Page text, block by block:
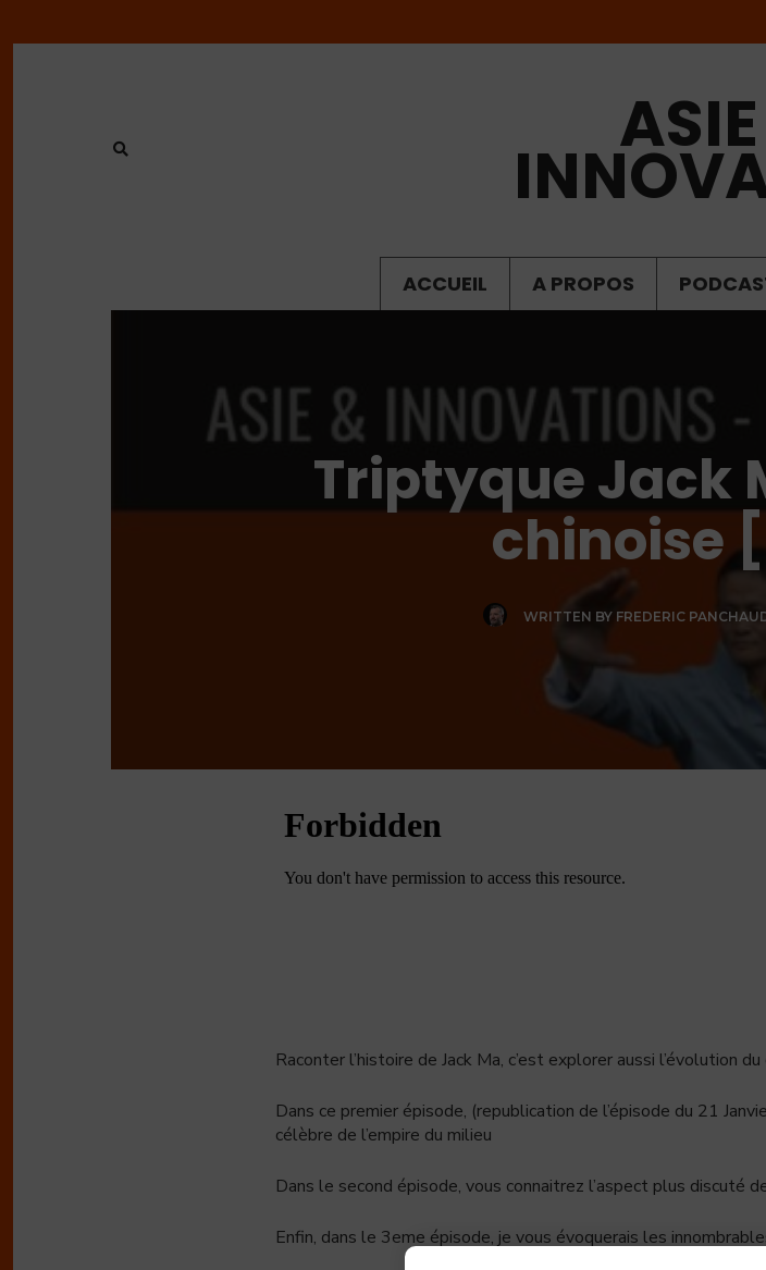
ACCUEIL A PROPOS
Triptyque Jack
chinoise
WRITTEN BY FREDERIC
Raconter l’histoire de Jack Ma, c’est explorer aussi l’évolution
Dans ce premier épisode, (republication de l’épisode du 21
célèbre de l’empire du milieu
Dans le second épisode, vous connaitrez l’aspect plus discuté
Enfin, dans le 3eme épisode, je vous évoquerais les